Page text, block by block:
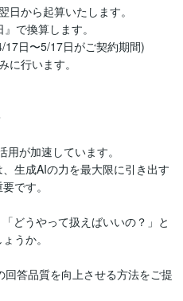
から起算いたします。
で換算します。
日〜5/17日がご契約期間)
に行います。
が加速しています。
生成AIの力を最大限に引き出す
です。
どうやって扱えばいいの？」と
うか。
答品質を向上させる方法をご提